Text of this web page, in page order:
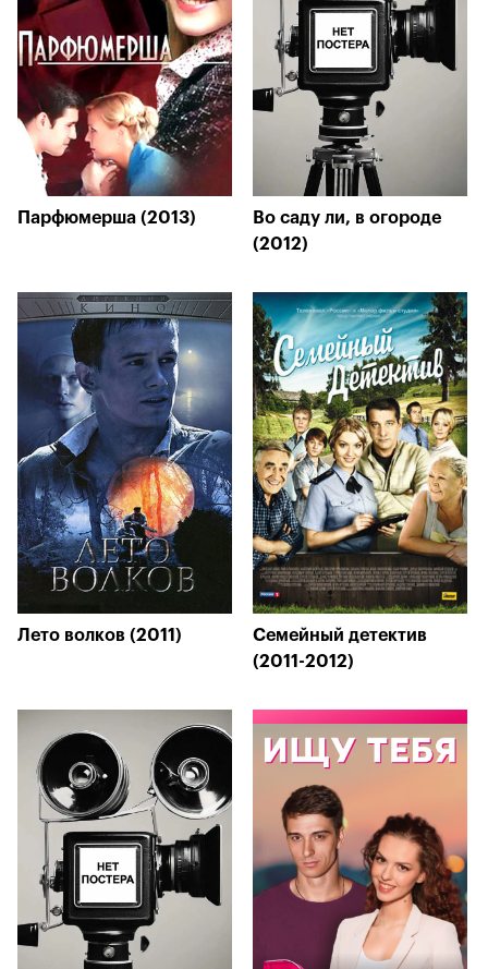
Парфюмерша (2013)
Во саду ли, в огороде
(2012)
Лето волков (2011)
Семейный детектив
(2011-2012)